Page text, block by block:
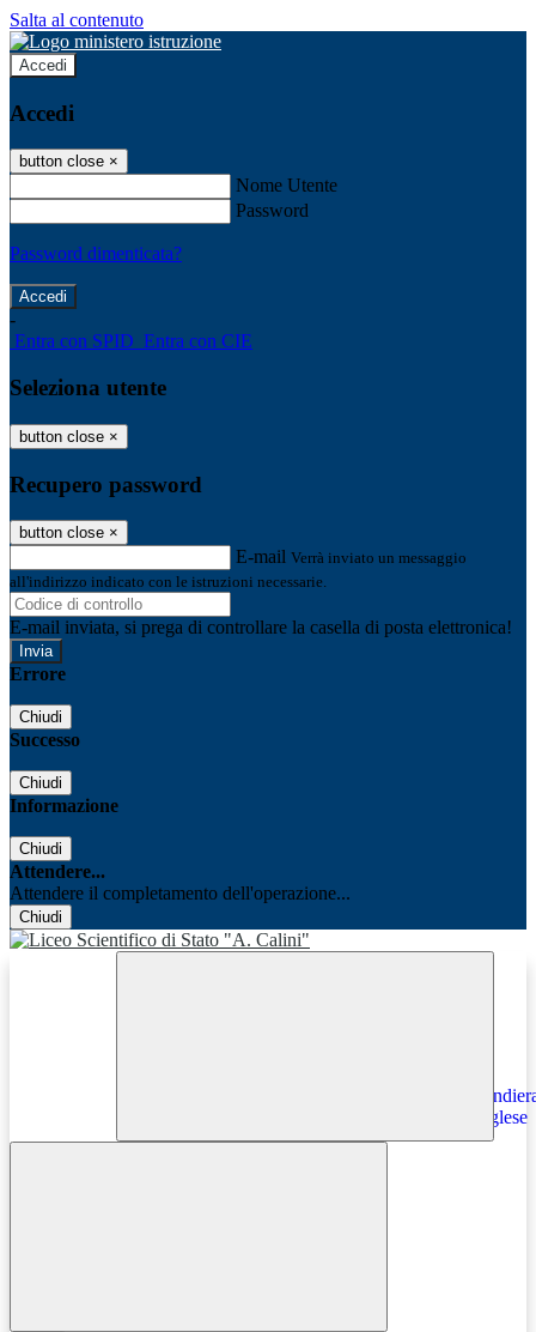
Salta al contenuto
Accedi
Accedi
button close ×
Nome Utente
Password
Password dimenticata?
-
Entra con SPID Entra con CIE
Seleziona utente
button close ×
Recupero password
button close ×
E-mail Verrà inviato un messaggio
all'indirizzo indicato con le istruzioni necessarie.
E-mail inviata, si prega di controllare la casella di posta elettronica!
Errore
Chiudi
Successo
Chiudi
Informazione
Chiudi
Attendere...
Attendere il completamento dell'operazione...
Chiudi